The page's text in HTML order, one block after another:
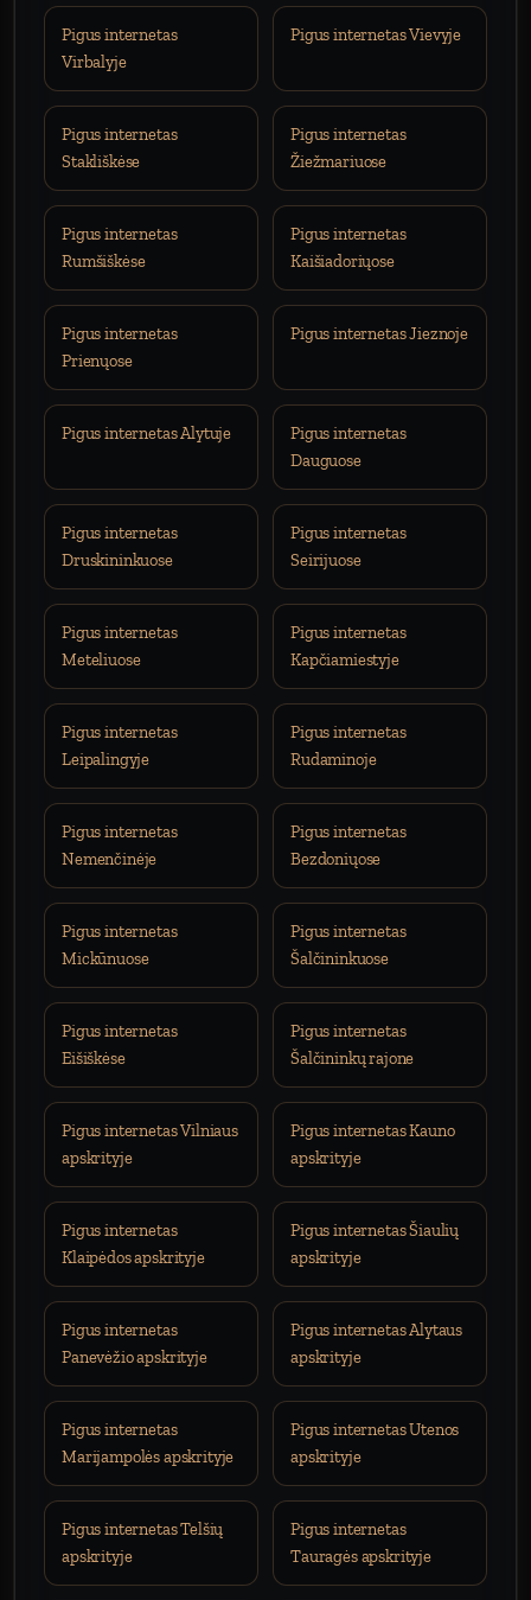
Pigus internetas
Virbalyje
Pigus internetas Vievyje
Pigus internetas
Stakliškėse
Pigus internetas
Žiežmariuose
Pigus internetas
Rumšiškėse
Pigus internetas
Kaišiadoriųose
Pigus internetas
Prienųose
Pigus internetas Jieznoje
Pigus internetas Alytuje
Pigus internetas
Dauguose
Pigus internetas
Druskininkuose
Pigus internetas
Seirijuose
Pigus internetas
Meteliuose
Pigus internetas
Kapčiamiestyje
Pigus internetas
Leipalingyje
Pigus internetas
Rudaminoje
Pigus internetas
Nemenčinėje
Pigus internetas
Bezdoniųose
Pigus internetas
Mickūnuose
Pigus internetas
Šalčininkuose
Pigus internetas
Eišiškėse
Pigus internetas
Šalčininkų rajone
Pigus internetas Vilniaus
apskrityje
Pigus internetas Kauno
apskrityje
Pigus internetas
Klaipėdos apskrityje
Pigus internetas Šiaulių
apskrityje
Pigus internetas
Panevėžio apskrityje
Pigus internetas Alytaus
apskrityje
Pigus internetas
Marijampolės apskrityje
Pigus internetas Utenos
apskrityje
Pigus internetas Telšių
apskrityje
Pigus internetas
Tauragės apskrityje